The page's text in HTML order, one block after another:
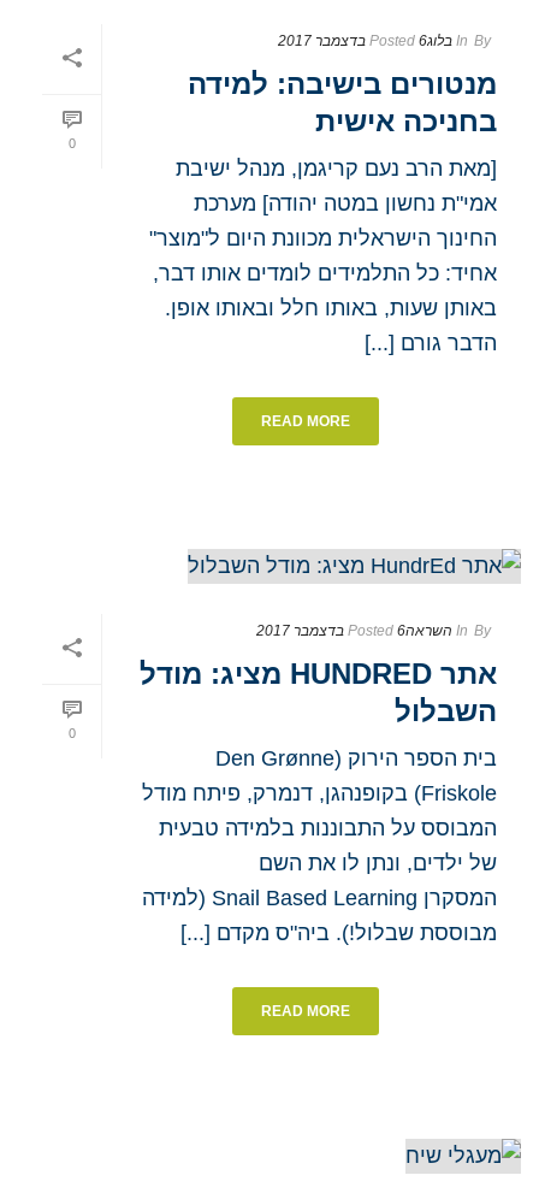
0
By
In בלוג Posted 6 בדצמבר 2017
מנטורים בישיבה: למידה
בחניכה אישית
[מאת הרב נעם קריגמן, מנהל ישיבת
אמי"ת נחשון במטה יהודה] מערכת
החינוך הישראלית מכוונת היום ל"מוצר"
אחיד: כל התלמידים לומדים אותו דבר,
באותן שעות, באותו חלל ובאותו אופן.
הדבר גורם [...]
READ MORE
0
By
In השראה Posted 6 בדצמבר 2017
אתר HUNDRED מציג: מודל
השבלול
בית הספר הירוק (Den Grønne
Friskole) בקופנהגן, דנמרק, פיתח מודל
המבוסס על התבוננות בלמידה טבעית
של ילדים, ונתן לו את השם
המסקרן Snail Based Learning (למידה
מבוססת שבלול!). ביה"ס מקדם [...]
READ MORE